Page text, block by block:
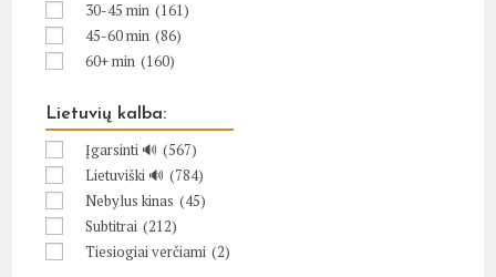
30-45 min (161)
45-60 min (86)
60+ min (160)
Lietuvių kalba:
Įgarsinti 🔊 (567)
Lietuviški 🔊 (784)
Nebylus kinas (45)
Subtitrai (212)
Tiesiogiai verčiami (2)